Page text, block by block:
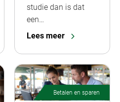
studie dan is dat
een…
Lees meer
Betalen en sparen